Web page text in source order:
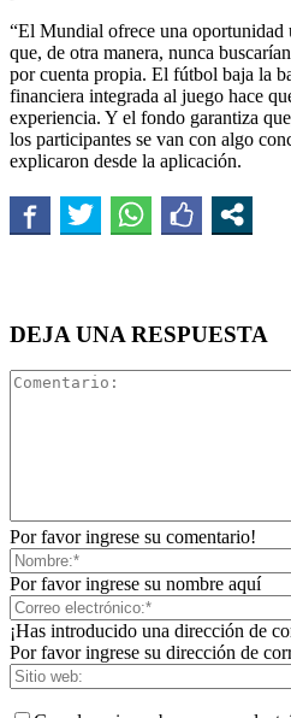
“El Mundial ofrece una oportunidad
que, de otra manera, nunca
por cuenta propia. El fútbol baja la
financiera integrada al juego hace
experiencia. Y el fondo garantiza
los participantes se van con algo
explicaron desde la aplicación.
DEJA UNA RESPUESTA
Por favor ingrese su comentario!
Por favor ingrese su nombre aquí
¡Has introducido una dirección de
Por favor ingrese su dirección de